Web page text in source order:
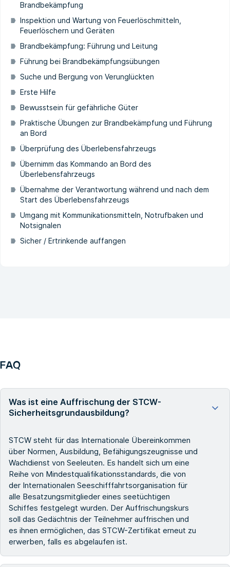
Brandbekämpfung
Inspektion und Wartung von Feuerlöschmitteln,
Feuerlöschern und Geräten
Brandbekämpfung: Führung und Leitung
Führung bei Brandbekämpfungsübungen
Suche und Bergung von Verunglückten
Erste Hilfe
Bewusstsein für gefährliche Güter
Praktische Übungen zur Brandbekämpfung und Führung
an Bord
Überprüfung des Überlebensfahrzeugs
Übernimm das Kommando an Bord des
Überlebensfahrzeugs
Übernahme der Verantwortung während und nach dem
Start des Überlebensfahrzeugs
Umgang mit Kommunikationsmitteln, Notrufbaken und
Notsignalen
Sicher / Ertrinkende auffangen
FAQ
Was ist eine Auffrischung der STCW-
Sicherheitsgrundausbildung?
STCW steht für das Internationale Übereinkommen
über Normen, Ausbildung, Befähigungszeugnisse und
Wachdienst von Seeleuten. Es handelt sich um eine
Reihe von Mindestqualifikationsstandards, die von
der Internationalen Seeschifffahrtsorganisation für
alle Besatzungsmitglieder eines seetüchtigen
Schiffes festgelegt wurden. Der Auffrischungskurs
soll das Gedächtnis der Teilnehmer auffrischen und
es ihnen ermöglichen, das STCW-Zertifikat erneut zu
erwerben, falls es abgelaufen ist.